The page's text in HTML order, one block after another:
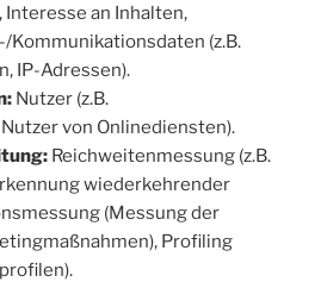
an Inhalten,
Kommunikationsdaten (z.B.
IP-Adressen).
Nutzer (z.B.
von Onlinediensten).
Reichweitenmessung (z.B.
wiederkehrender
(Messung der
Profiling